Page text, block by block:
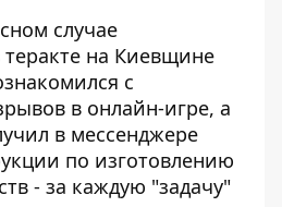
случае
на Киевщине
с
в онлайн-игре, а
в мессенджере
по изготовлению
- за каждую "задачу"